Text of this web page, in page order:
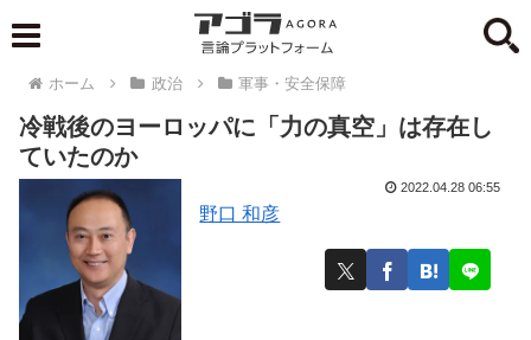
ホーム 政治 軍事・安全保障
冷戦後のヨーロッパに「力の真空」は存在し
ていたのか
野口 和彦
2022.04.28 06:55